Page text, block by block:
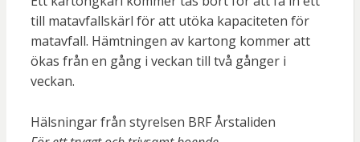
till matavfallskärl för att utöka kapaciteten för
matavfall. Hämtningen av kartong kommer att
ökas från en gång i veckan till två gånger i
veckan.
Hälsningar från styrelsen BRF Årstaliden